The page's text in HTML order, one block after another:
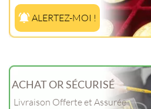
ALERTEZ-MOI !
ACHAT OR SÉCURISÉ
Livraison Offerte et Assurée